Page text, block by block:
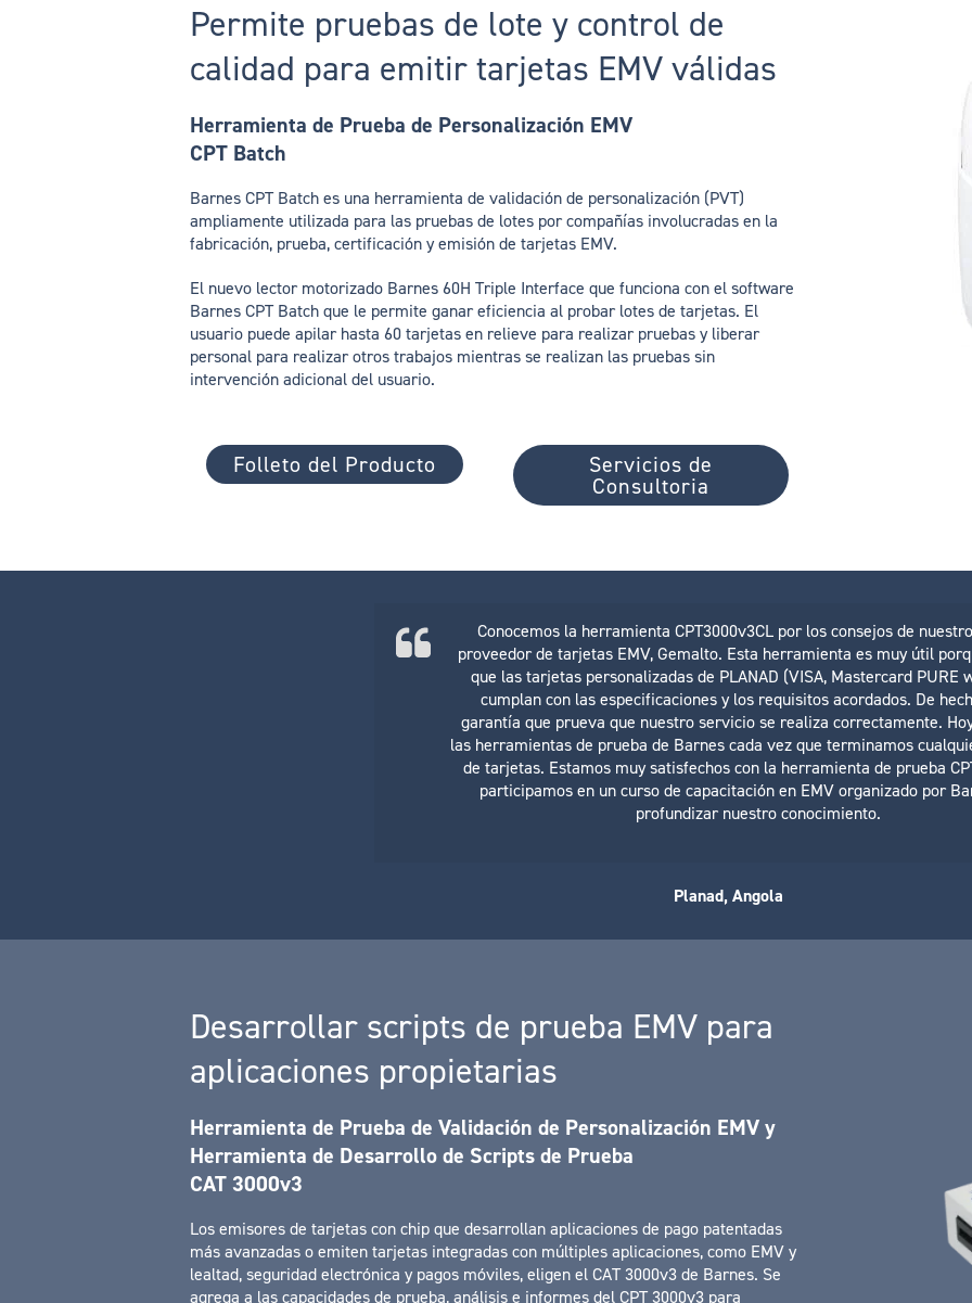
Permite pruebas de lote y control de
calidad para emitir tarjetas EMV válidas
Herramienta de Prueba de Personalización EMV
CPT Batch
Barnes CPT Batch es una herramienta de validación de personalización (PVT)
ampliamente utilizada para las pruebas de lotes por compañías involucradas en la
fabricación, prueba, certificación y emisión de tarjetas EMV.
El nuevo lector motorizado Barnes 60H Triple Interface que funciona con el software
Barnes CPT Batch que le permite ganar eficiencia al probar lotes de tarjetas. El
usuario puede apilar hasta 60 tarjetas en relieve para realizar pruebas y liberar
personal para realizar otros trabajos mientras se realizan las pruebas sin
intervención adicional del usuario.
Folleto del Producto Servicios de
Consultoria
Conocemos la herramienta CPT3000v3CL por los consejos de
proveedor de tarjetas EMV, Gemalto. Esta herramienta es muy útil
que las tarjetas personalizadas de PLANAD (VISA, Mastercard PURE
cumplan con las especificaciones y los requisitos acordados. De
garantía que prueva que nuestro servicio se realiza correctamente.
las herramientas de prueba de Barnes cada vez que terminamos
de tarjetas. Estamos muy satisfechos con la herramienta de prueba
participamos en un curso de capacitación en EMV organizado por
profundizar nuestro conocimiento.
Planad, Angola
Desarrollar scripts de prueba EMV para
aplicaciones propietarias
Herramienta de Prueba de Validación de Personalización EMV y
Herramienta de Desarrollo de Scripts de Prueba
CAT 3000v3
Los emisores de tarjetas con chip que desarrollan aplicaciones de pago patentadas
más avanzadas o emiten tarjetas integradas con múltiples aplicaciones, como EMV y
lealtad, seguridad electrónica y pagos móviles, eligen el CAT 3000v3 de Barnes. Se
agrega a las capacidades de prueba, análisis e informes del CPT 3000v3 para